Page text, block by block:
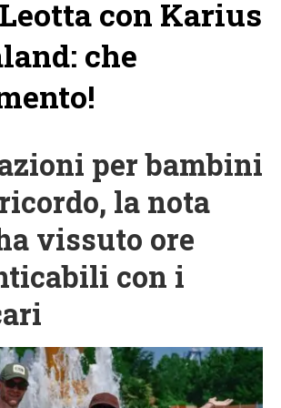
con Karius
che
per bambini
la nota
vissuto ore
con i